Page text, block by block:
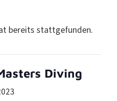
bereits stattgefunden.
Diving